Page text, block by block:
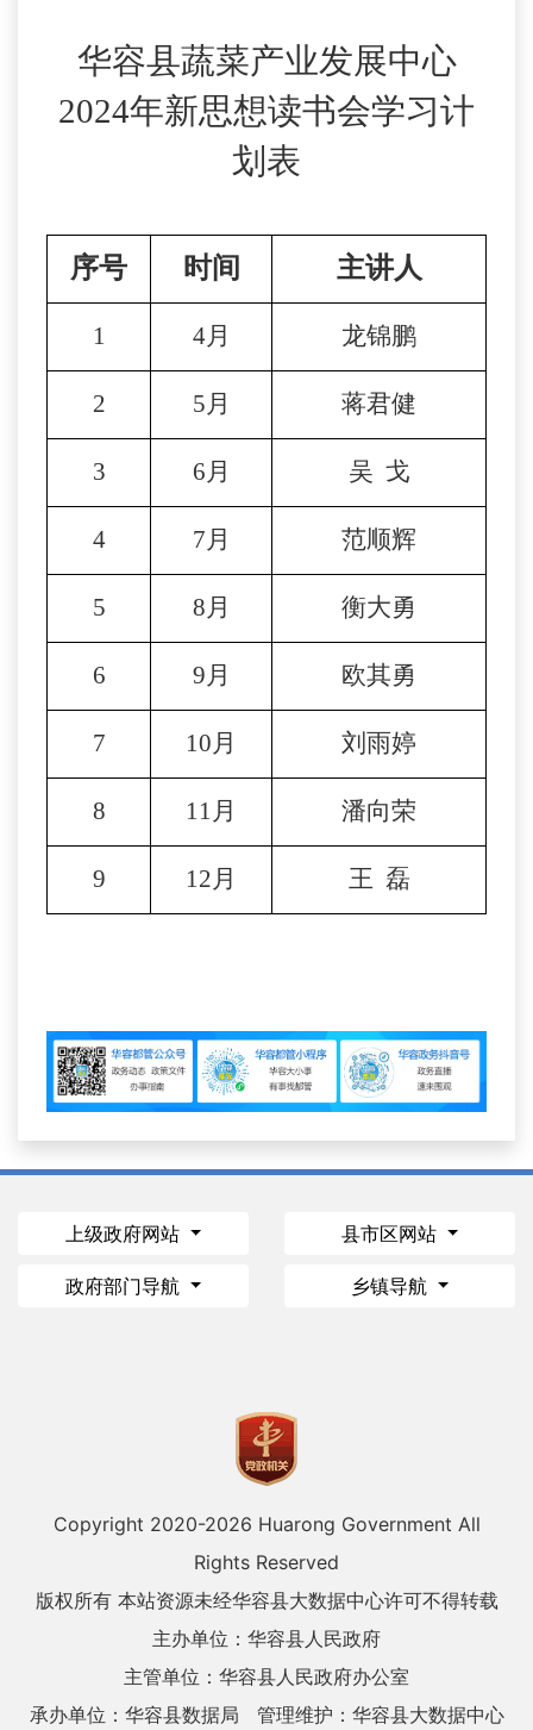
华容县蔬菜产业发展中心
2024年新思想读书会学习计
划表
序号 时间 主讲人
1 4月 龙锦鹏
2 5月 蒋君健
3 6月 吴 戈
4 7月 范顺辉
5 8月 衡大勇
6 9月 欧其勇
7 10月 刘雨婷
8 11月 潘向荣
9 12月 王 磊
上级政府网站 县市区网站
政府部门导航 乡镇导航
Copyright 2020-2026 Huarong Government All
Rights Reserved
版权所有 本站资源未经华容县大数据中心许可不得转载
主办单位：华容县人民政府
主管单位：华容县人民政府办公室
承办单位：华容县数据局
管理维护：华容县大数据中心